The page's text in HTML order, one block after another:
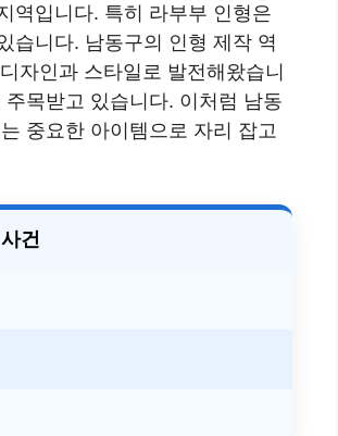
역입니다. 특히 라부부 인형은
습니다. 남동구의 인형 제작 역
자인과 스타일로 발전해왔습니
목받고 있습니다. 이처럼 남동
중요한 아이템으로 자리 잡고
사건